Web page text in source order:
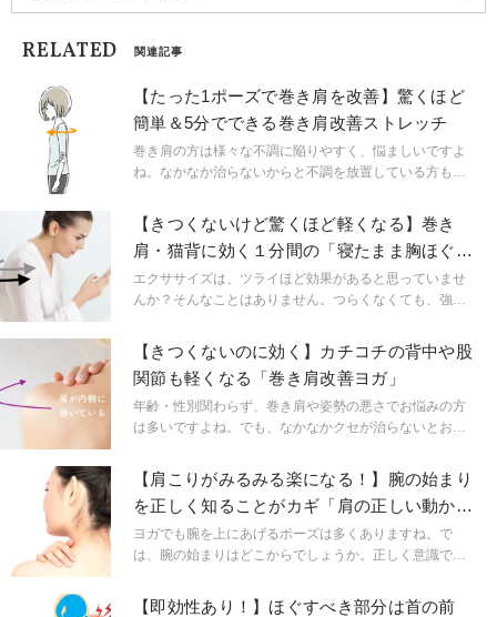
RELATED 関連記事
【たった1ポーズで巻き肩を改善】驚くほど
簡単＆5分でできる巻き肩改善ストレッチ
巻き肩の方は様々な不調に陥りやすく、悩ましいですよ
ね。なかなか治らないからと不調を放置している方も多
するストレッチをご紹介します。
【きつくないけど驚くほど軽くなる】巻き
肩・猫背に効く１分間の「寝たまま胸ほぐ
し」
エクササイズは、ツライほど効果があると思っていませ
んか？そんなことはありません。つらくなくても、強度
今日ご紹介するのは巻き肩・猫背に効く1分のエクササイ
ズです。テレビを観ながら、スマホで動画を見ながら、
または寝る直前にゴロンと寝転がって…リラックスした
姿勢で行えます！
【きつくないのに効く】カチコチの背中や股
関節も軽くなる「巻き肩改善ヨガ」
年齢・性別関わらず、巻き肩や姿勢の悪さでお悩みの方
は多いですよね。でも、なかなかクセが治らないとお悩
場合、肩だけではなく背中や股関節にも同時にアプロー
チすると効果が持続しやすいかもしれません。
【肩こりがみるみる楽になる！】腕の始まり
を正しく知ることがカギ「肩の正しい動かし
方」
ヨガでも腕を上にあげるポーズは多くありますね。で
は、腕の始まりはどこからでしょうか。正しく意識でき
りのお悩みが一段と楽になります！
【即効性あり！】ほぐすべき部分は首の前